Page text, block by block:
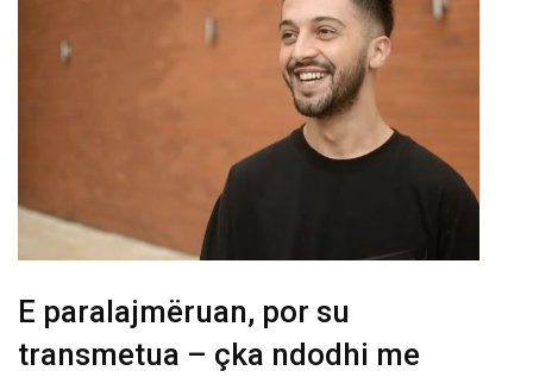
E paralajmëruan, por su
transmetua – çka ndodhi me